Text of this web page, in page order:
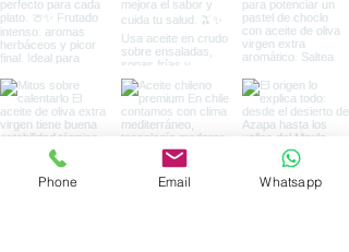
Phone Email Whatsapp